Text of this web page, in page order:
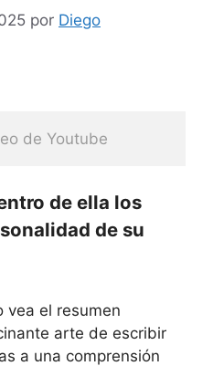
por Diego
de Youtube
de ella los
de su
vea el resumen
arte de escribir
a una comprensión